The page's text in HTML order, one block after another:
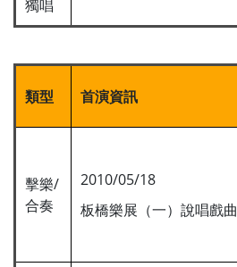
獨唱
類型 首演資訊
擊樂/
合奏
2010/05/18
板橋樂展（一）說唱戲曲